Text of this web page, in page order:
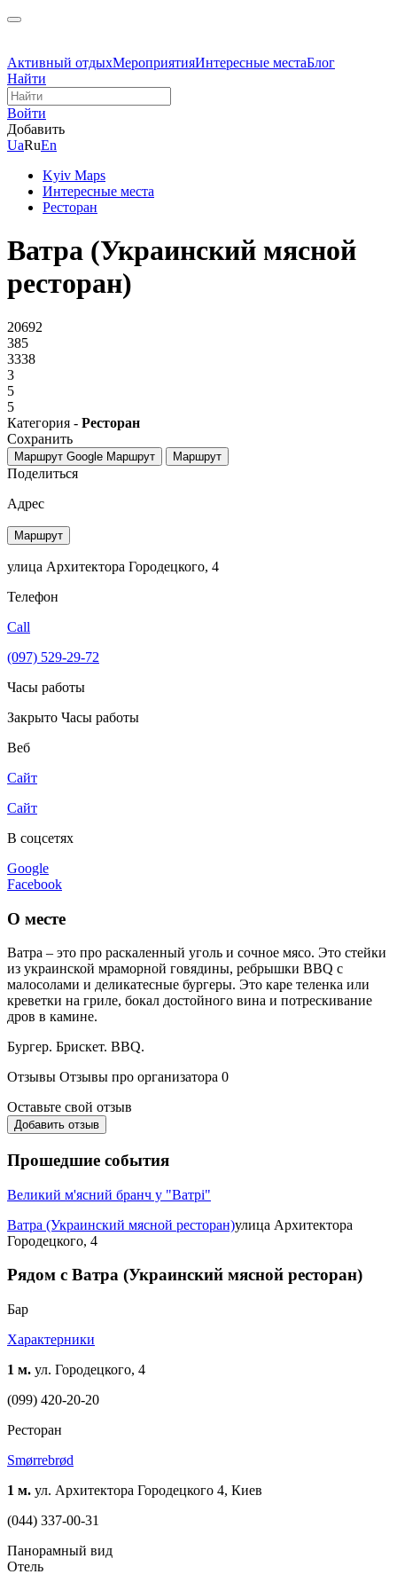
Активный отдыхМероприятияИнтересные местаБлог
Найти
Войти
Добавить
UaRuEn
Kyiv Maps
Интересные места
Ресторан
Ватра (Украинский мясной
ресторан)
20692
385
3338
3
5
5
Категория - Ресторан
Сохранить
Маршрут Google Маршрут Маршрут
Поделиться
Адрес
Маршрут
улица Архитектора Городецкого, 4
Телефон
Call
(097) 529-29-72
Часы работы
Закрыто Часы работы
Веб
Сайт
Сайт
В соцсетях
Google
Facebook
О месте
Ватра – это про раскаленный уголь и сочное мясо. Это стейки
из украинской мраморной говядины, ребрышки BBQ с
малосолами и деликатесные бургеры. Это каре теленка или
креветки на гриле, бокал достойного вина и потрескивание
дров в камине.
Бургер. Брискет. BBQ.
Отзывы Отзывы про организатора 0
Оставьте свой отзыв
Добавить отзыв
Прошедшие события
Великий м'ясний бранч у "Ватрі"
Ватра (Украинский мясной ресторан)улица Архитектора
Городецкого, 4
Рядом с Ватра (Украинский мясной ресторан)
Бар
Характерники
1 м. ул. Городецкого, 4
(099) 420-20-20
Ресторан
Smørrebrød
1 м. ул. Архитектора Городецкого 4, Киев
(044) 337-00-31
Панорамный вид
Отель